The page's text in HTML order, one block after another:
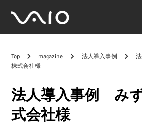
公
サ
イ
Top magazine 法人導入事例
株式会社様
法人導入事例 み
式会社様